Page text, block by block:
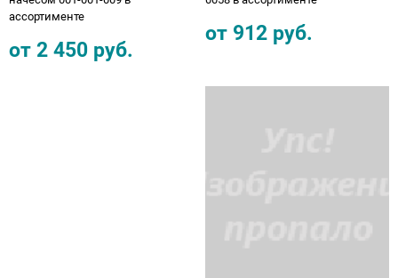
ассортименте
от 2 450 руб.
от 912 руб.